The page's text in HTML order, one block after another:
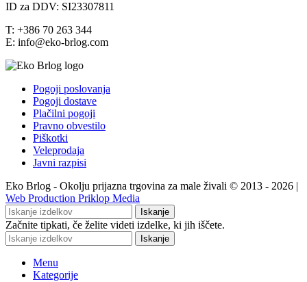
ID za DDV: SI23307811
T: +386 70 263 344
E: info@eko-brlog.com
Pogoji poslovanja
Pogoji dostave
Plačilni pogoji
Pravno obvestilo
Piškotki
Veleprodaja
Javni razpisi
Eko Brlog - Okolju prijazna trgovina za male živali © 2013 - 2026 |
Web Production Priklop Media
Iskanje
Začnite tipkati, če želite videti izdelke, ki jih iščete.
Iskanje
Menu
Kategorije